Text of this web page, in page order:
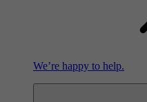
We’re happy to help.